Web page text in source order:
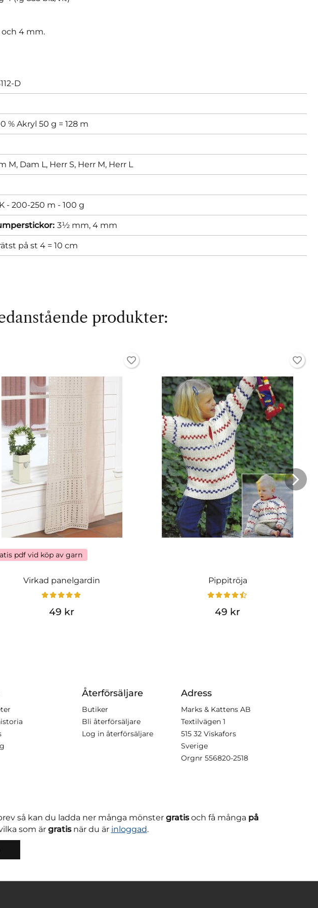
4 mm.
D
% Akryl 50 g = 128 m
M, Dam L, Herr S, Herr M, Herr L
- 200-250 m - 100 g
3½ mm, 4 mm
på st 4 = 10 cm
produkter:
pdf vid köp av garn
Virkad panelgardin
49 kr
Pippitröja
49 kr
Återförsäljare
Butiker
Bli återförsäljare
Log in återförsäljare
Adress
Marks & Kattens AB
Textilvägen 1
515 32 Viskafors
Sverige
Orgnr 556820-2518
så kan du ladda ner många mönster gratisoch få många på
som är gratisnär du är inloggad.